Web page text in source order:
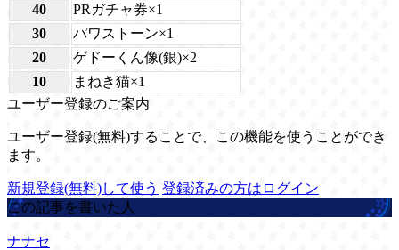
40
PRガチャ券×1
30
パワストーン×1
20
ゲドーくん像(銀)×2
10
まねき猫×1
ユーザー登録のご案内
ユーザー登録(無料)することで、この機能を使うことができ
ます。
新規登録(無料)して使う 登録済みの方はログイン
この記事を書いた人
ナナセ